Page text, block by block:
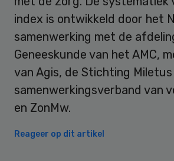
index is ontwikkeld door het
samenwerking met de
Geneeskunde van het AMC,
van Agis, de Stichting Miletus
samenwerkingsverband van
en ZonMw.
Reageer op dit artikel